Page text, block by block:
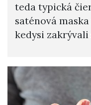
teda typická
saténová
kedysi zakrývali